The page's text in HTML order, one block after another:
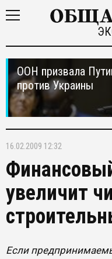
ООН призвала
против Украины
16.02.2009 12:32
увеличит
Если